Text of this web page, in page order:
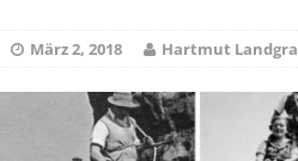
März 2, 2018 Hartmut